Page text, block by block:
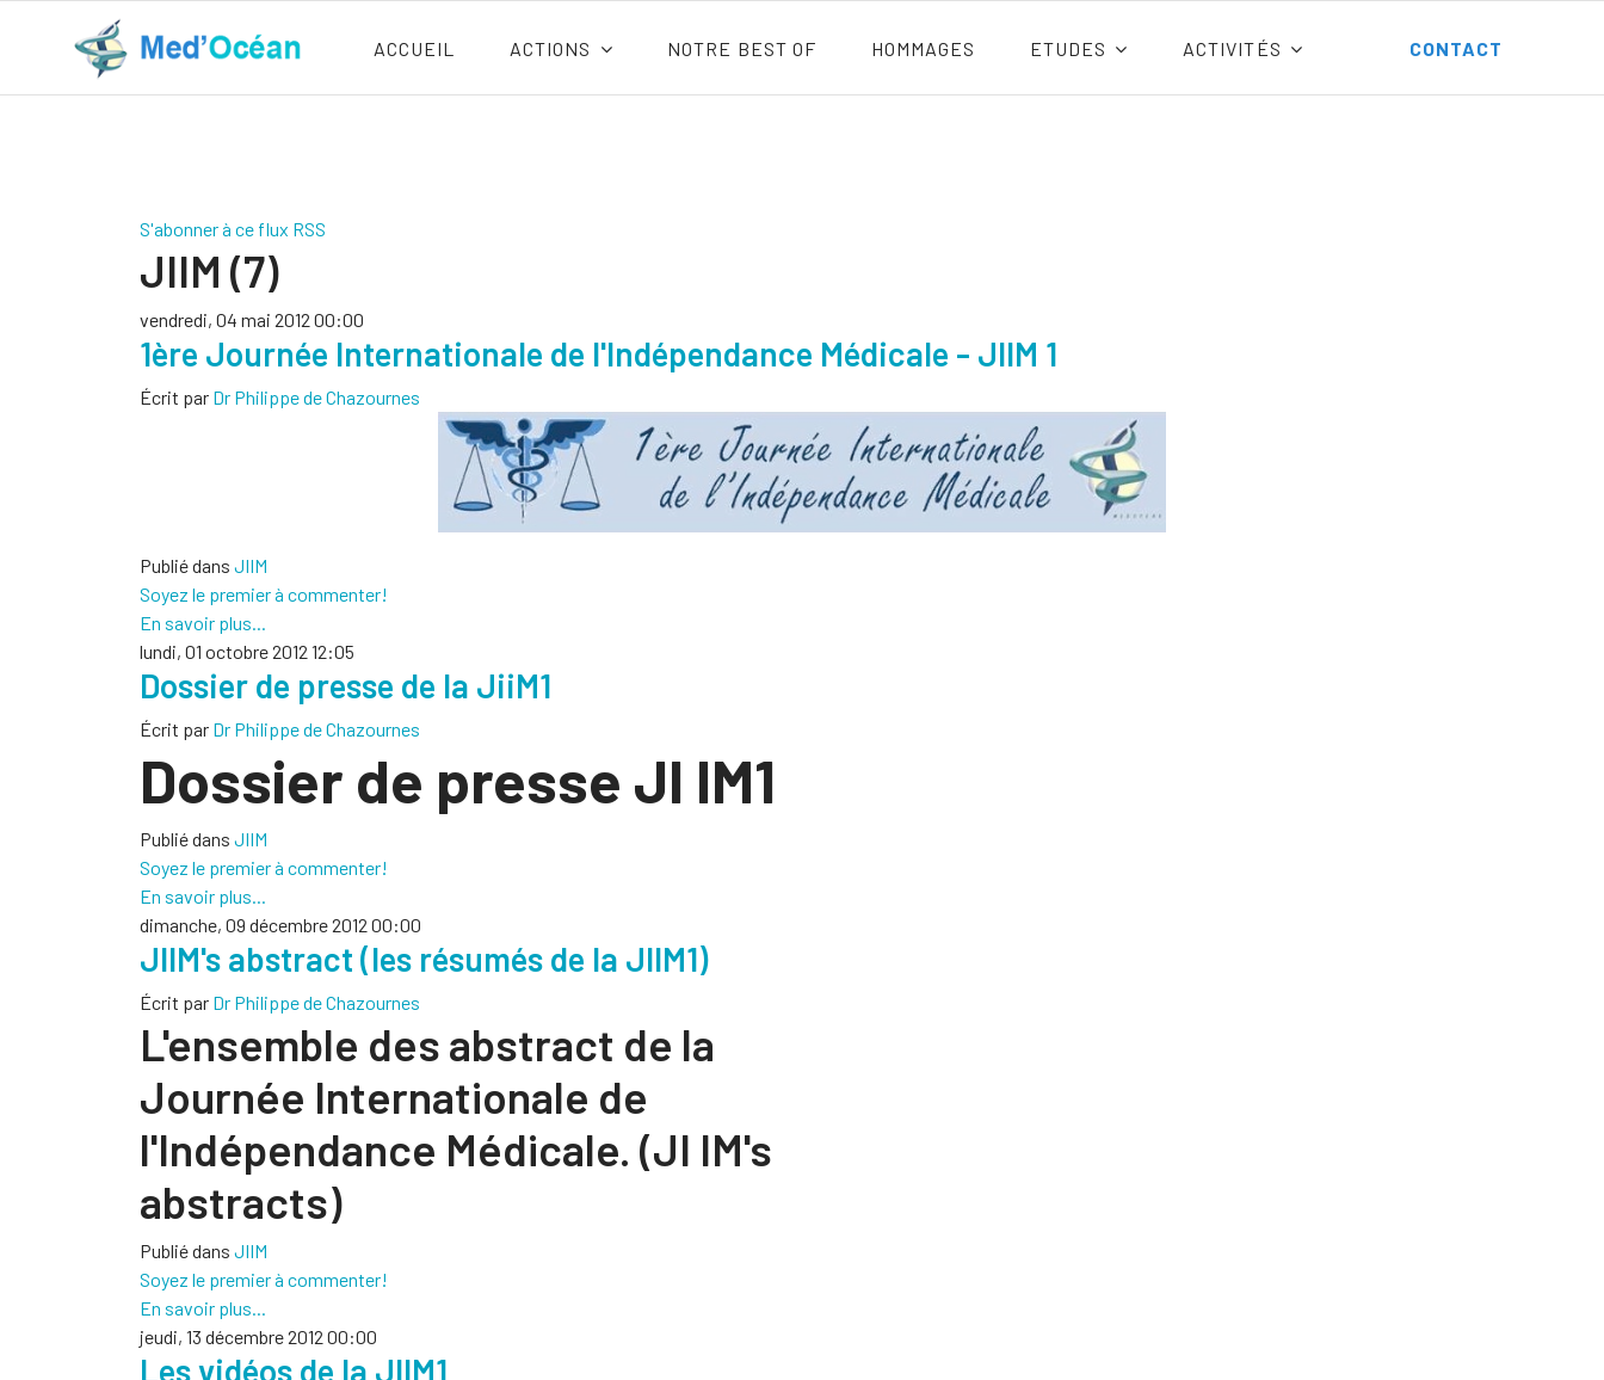
ACCUEIL ACTIONS NOTRE BEST OF HOMMAGES ETUDES ACTIVITÉS CONTACT
S'abonner à ce flux RSS
JIIM (7)
vendredi, 04 mai 2012 00:00
1ère Journée Internationale de l'Indépendance Médicale - JIIM 1
Écrit par Dr Philippe de Chazournes
Publié dans JIIM
Soyez le premier à commenter!
En savoir plus...
lundi, 01 octobre 2012 12:05
Dossier de presse de la JiiM1
Écrit par Dr Philippe de Chazournes
Dossier de presse JI IM1
Publié dans JIIM
Soyez le premier à commenter!
En savoir plus...
dimanche, 09 décembre 2012 00:00
JIIM's abstract (les résumés de la JIIM1)
Écrit par Dr Philippe de Chazournes
L'ensemble des abstract de la
Journée Internationale de
l'Indépendance Médicale. (JI IM's
abstracts)
Publié dans JIIM
Soyez le premier à commenter!
En savoir plus...
jeudi, 13 décembre 2012 00:00
Les vidéos de la JIIM1